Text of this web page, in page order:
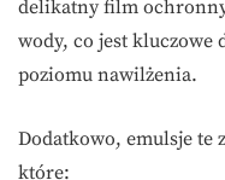
delikatny film
wody, co jest kluczowe
poziomu nawilżenia.
Dodatkowo, emulsje te
które: